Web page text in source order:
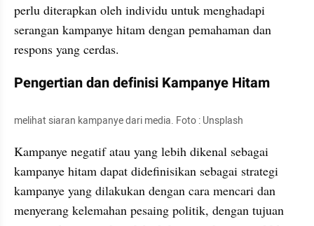
perlu diterapkan oleh individu untuk menghadapi
serangan kampanye hitam dengan pemahaman dan
respons yang cerdas.
Pengertian dan definisi Kampanye Hitam
melihat siaran kampanye dari media. Foto : Unsplash
Kampanye negatif atau yang lebih dikenal sebagai
kampanye hitam dapat didefinisikan sebagai strategi
kampanye yang dilakukan dengan cara mencari dan
menyerang kelemahan pesaing politik, dengan tujuan